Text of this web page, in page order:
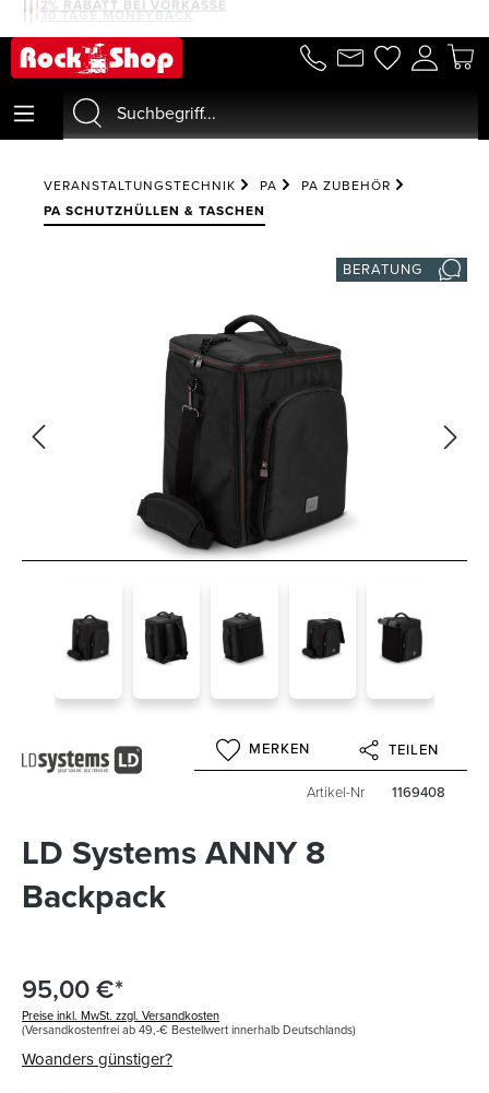
30 TAGE MONEYBACK
2% RABATT BEI VORKASSE
VERANSTALTUNGSTECHNIK PA
PA ZUBEHÖR
PA SCHUTZHÜLLEN & TASCHEN
BERATUNG
MERKEN TEILEN
Artikel-Nr 1169408
LD Systems ANNY 8
Backpack
95,00 €*
Preise inkl. MwSt. zzgl. Versandkosten
(Versandkostenfrei ab 49,-€ Bestellwert innerhalb Deutschlands)
Woanders günstiger?